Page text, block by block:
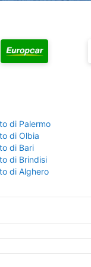
di Palermo
di Olbia
di Bari
di Brindisi
di Alghero